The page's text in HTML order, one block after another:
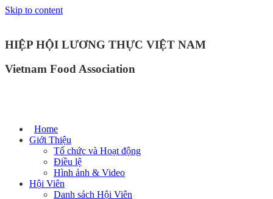
Skip to content
HIỆP HỘI LƯƠNG THỰC VIỆT NAM
Vietnam Food Association
Home
Giới Thiệu
Tổ chức và Hoạt động
Điều lệ
Hình ảnh & Video
Hội Viên
Danh sách Hội Viên